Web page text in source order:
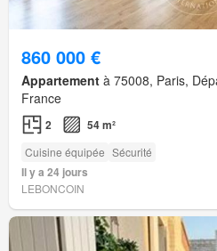
860 000 €
Appartement à 75008, Paris,
France
2 54 m²
Cuisine équipée Sécurité
Il y a 24 jours
LEBONCOIN